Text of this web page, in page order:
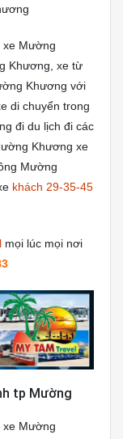
xe Mường
Khương, xe từ
Khương với
di chuyển trong
đi du lịch đi các
Khương xe
Mường
khách 29-35-45
mọi lúc mọi nơi
tp Mường
xe Mường